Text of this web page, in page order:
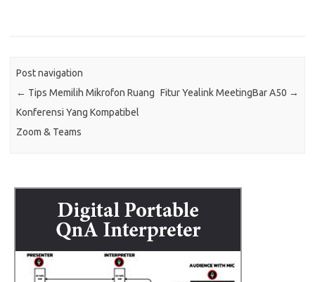
Post navigation
← Tips Memilih Mikrofon Ruang
Konferensi Yang Kompatibel
Zoom & Teams
Fitur Yealink MeetingBar A50 →